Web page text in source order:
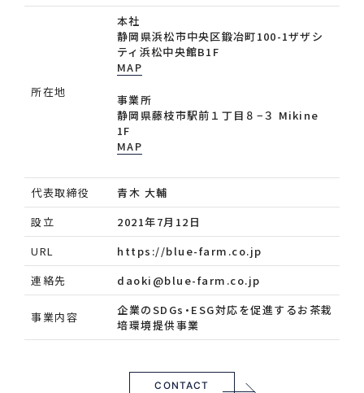
所在地
本社
静岡県浜松市中央区鍛冶町100-1ザザシ
ティ浜松中央館B1F
MAP
事業所
静岡県藤枝市駅前１丁目８−３ Mikine
1F
MAP
代表取締役
青木 大輔
設立
2021年7月12日
URL
https://blue-farm.co.jp
連絡先
daoki@blue-farm.co.jp
事業内容
企業のSDGs・ESG対応を促進するお茶栽
培環境提供事業
CONTACT